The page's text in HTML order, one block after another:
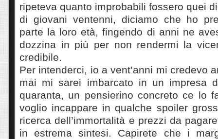
ripeteva quanto improbabili fossero quei
di giovani ventenni, diciamo che ho
parte la loro età, fingendo di anni ne
dozzina in più per non rendermi la
credibile.
Per intenderci, io a vent’anni mi credevo
mai mi sarei imbarcato in un impresa
quaranta, un pensierino concreto ce lo
voglio incappare in qualche spoiler
ricerca dell’immortalità e prezzi da
in estrema sintesi. Capirete che i